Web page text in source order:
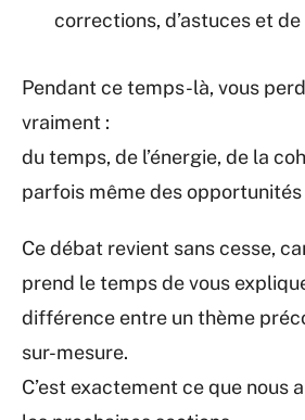
corrections, d’astuces et
Pendant ce temps-là, vous
vraiment :
du temps, de l’énergie, de la
parfois même des
Ce débat revient sans cesse,
prend le temps de vous
différence entre un thème
sur-mesure.
C’est exactement ce que nous